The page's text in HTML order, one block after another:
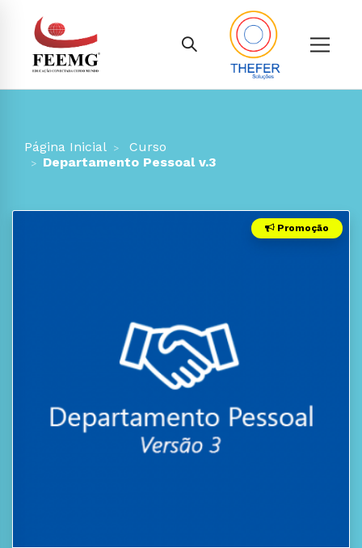
Página Inicial
Curso
Departamento Pessoal v.3
Promoção